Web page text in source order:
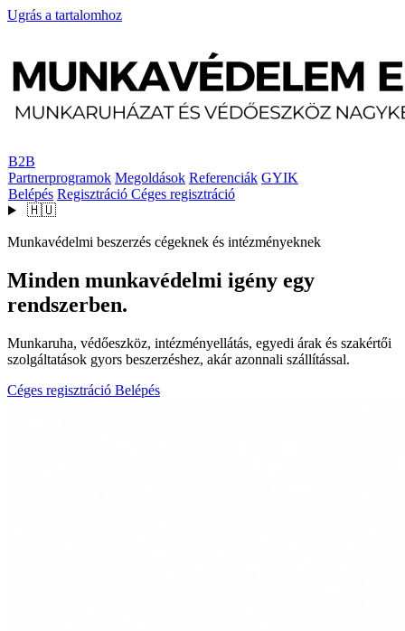
Ugrás a tartalomhoz
B2B
Partnerprogramok Megoldások Referenciák GYIK
Belépés Regisztráció Céges regisztráció
🇭🇺
Munkavédelmi beszerzés cégeknek és intézményeknek
Minden munkavédelmi igény egy
rendszerben.
Munkaruha, védőeszköz, intézményellátás, egyedi árak és szakértői
szolgáltatások gyors beszerzéshez, akár azonnali szállítással.
Céges regisztráció Belépés